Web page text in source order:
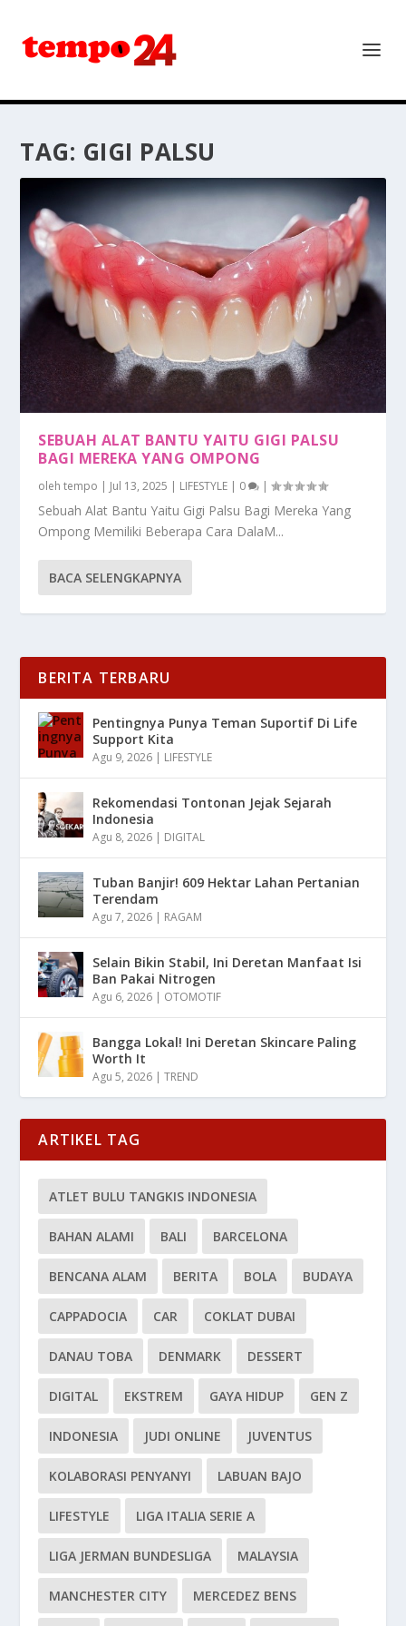
TAG: GIGI PALSU
SEBUAH ALAT BANTU YAITU GIGI PALSU
BAGI MEREKA YANG OMPONG
olehtempo | Jul 13, 2025 | LIFESTYLE | 0 |
Sebuah Alat Bantu Yaitu Gigi Palsu Bagi Mereka Yang
Ompong Memiliki Beberapa Cara DalaM...
BACA SELENGKAPNYA
BERITA TERBARU
Pentingnya Punya Teman Suportif Di Life
Support Kita
Agu 9, 2026 | LIFESTYLE
Rekomendasi Tontonan Jejak Sejarah
Indonesia
Agu 8, 2026 | DIGITAL
Tuban Banjir! 609 Hektar Lahan Pertanian
Terendam
Agu 7, 2026 | RAGAM
Selain Bikin Stabil, Ini Deretan Manfaat Isi
Ban Pakai Nitrogen
Agu 6, 2026 | OTOMOTIF
Bangga Lokal! Ini Deretan Skincare Paling
Worth It
Agu 5, 2026 |TREND
ARTIKEL TAG
ATLET BULU TANGKIS INDONESIA
BAHAN ALAMI BALI BARCELONA
BENCANA ALAM BERITA BOLA BUDAYA
CAPPADOCIA CAR COKLAT DUBAI
DANAU TOBA DENMARK DESSERT
DIGITAL EKSTREM GAYA HIDUP GEN Z
INDONESIA JUDI ONLINE JUVENTUS
KOLABORASI PENYANYI LABUAN BAJO
LIFESTYLE LIGA ITALIA SERIE A
LIGA JERMAN BUNDESLIGA MALAYSIA
MANCHESTER CITY MERCEDEZ BENS